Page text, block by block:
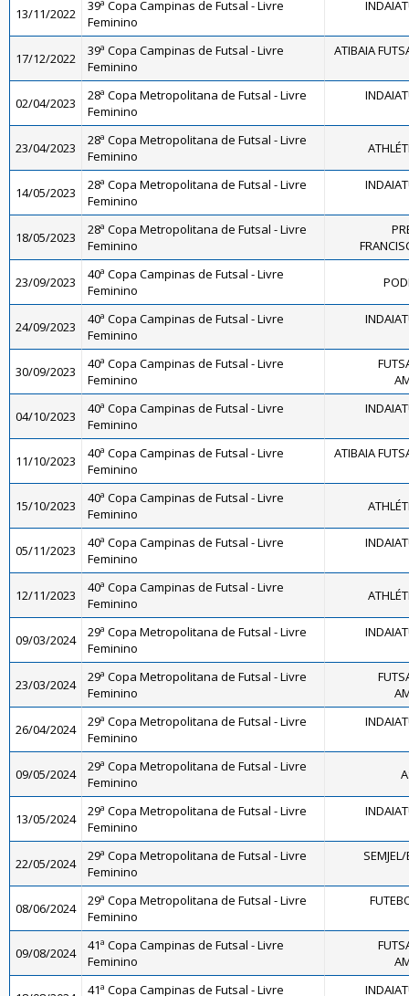
13/11/2022
39ª Copa Campinas de Futsal - Livre
Feminino
17/12/2022
39ª Copa Campinas de Futsal - Livre
Feminino
ATIBAIA
02/04/2023
28ª Copa Metropolitana de Futsal - Livre
Feminino
23/04/2023
28ª Copa Metropolitana de Futsal - Livre
Feminino
14/05/2023
28ª Copa Metropolitana de Futsal - Livre
Feminino
18/05/2023
28ª Copa Metropolitana de Futsal - Livre
Feminino
23/09/2023
40ª Copa Campinas de Futsal - Livre
Feminino
24/09/2023
40ª Copa Campinas de Futsal - Livre
Feminino
30/09/2023
40ª Copa Campinas de Futsal - Livre
Feminino
04/10/2023
40ª Copa Campinas de Futsal - Livre
Feminino
11/10/2023
40ª Copa Campinas de Futsal - Livre
Feminino
ATIBAIA
15/10/2023
40ª Copa Campinas de Futsal - Livre
Feminino
05/11/2023
40ª Copa Campinas de Futsal - Livre
Feminino
12/11/2023
40ª Copa Campinas de Futsal - Livre
Feminino
09/03/2024
29ª Copa Metropolitana de Futsal - Livre
Feminino
23/03/2024
29ª Copa Metropolitana de Futsal - Livre
Feminino
26/04/2024
29ª Copa Metropolitana de Futsal - Livre
Feminino
09/05/2024
29ª Copa Metropolitana de Futsal - Livre
Feminino
13/05/2024
29ª Copa Metropolitana de Futsal - Livre
Feminino
22/05/2024
29ª Copa Metropolitana de Futsal - Livre
Feminino
08/06/2024
29ª Copa Metropolitana de Futsal - Livre
Feminino
09/08/2024
41ª Copa Campinas de Futsal - Livre
Feminino
41ª Copa Campinas de Futsal - Livre